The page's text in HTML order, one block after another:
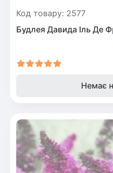
Код товару: 2577
Будлея Давида Іль Де
Немає